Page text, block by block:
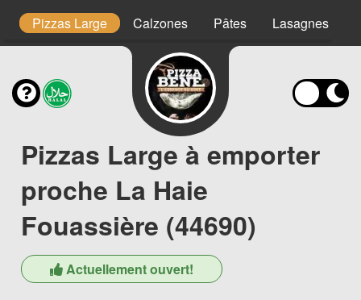
Pizzas Large Calzones Pâtes Lasagnes
Pizzas Large à emporter
proche La Haie
Fouassière (44690)
Actuellement ouvert!